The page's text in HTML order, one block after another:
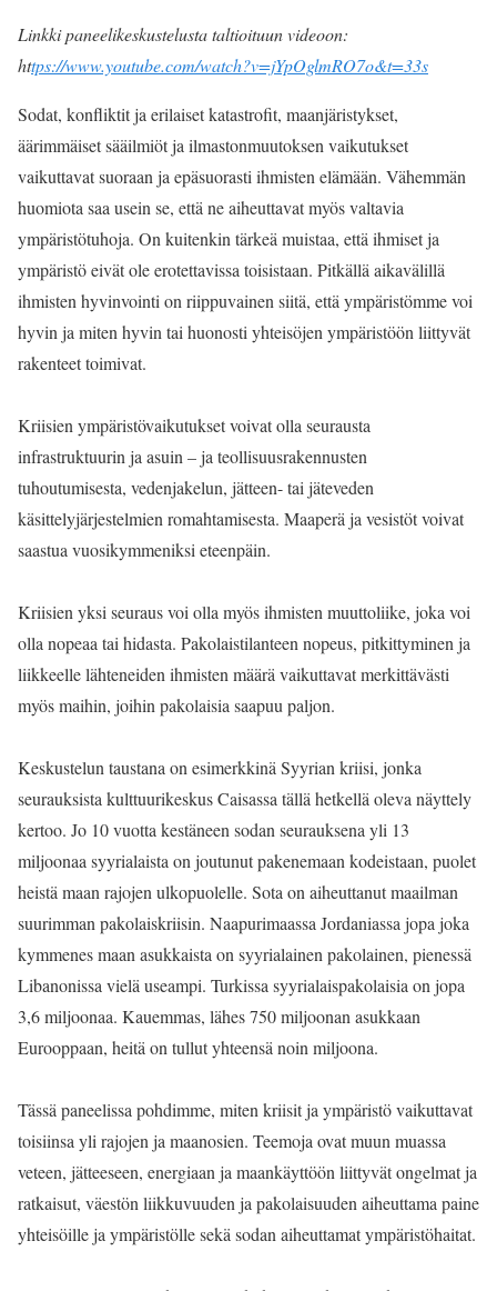
Linkki paneelikeskustelusta taltioituun videoon:
https://www.youtube.com/watch?v=jYpOglmRO7o&t=33s
Sodat, konfliktit ja erilaiset katastrofit, maanjäristykset,
äärimmäiset sääilmiöt ja ilmastonmuutoksen vaikutukset
vaikuttavat suoraan ja epäsuorasti ihmisten elämään. Vähemmän
huomiota saa usein se, että ne aiheuttavat myös valtavia
ympäristötuhoja. On kuitenkin tärkeä muistaa, että ihmiset ja
ympäristö eivät ole erotettavissa toisistaan. Pitkällä aikavälillä
ihmisten hyvinvointi on riippuvainen siitä, että ympäristömme voi
hyvin ja miten hyvin tai huonosti yhteisöjen ympäristöön liittyvät
rakenteet toimivat.
Kriisien ympäristövaikutukset voivat olla seurausta
infrastruktuurin ja asuin – ja teollisuusrakennusten
tuhoutumisesta, vedenjakelun, jätteen- tai jäteveden
käsittelyjärjestelmien romahtamisesta. Maaperä ja vesistöt voivat
saastua vuosikymmeniksi eteenpäin.
Kriisien yksi seuraus voi olla myös ihmisten muuttoliike, joka voi
olla nopeaa tai hidasta. Pakolaistilanteen nopeus, pitkittyminen ja
liikkeelle lähteneiden ihmisten määrä vaikuttavat merkittävästi
myös maihin, joihin pakolaisia saapuu paljon.
Keskustelun taustana on esimerkkinä Syyrian kriisi, jonka
seurauksista kulttuurikeskus Caisassa tällä hetkellä oleva näyttely
kertoo. Jo 10 vuotta kestäneen sodan seurauksena yli 13
miljoonaa syyrialaista on joutunut pakenemaan kodeistaan, puolet
heistä maan rajojen ulkopuolelle. Sota on aiheuttanut maailman
suurimman pakolaiskriisin. Naapurimaassa Jordaniassa jopa joka
kymmenes maan asukkaista on syyrialainen pakolainen, pienessä
Libanonissa vielä useampi. Turkissa syyrialaispakolaisia on jopa
3,6 miljoonaa. Kauemmas, lähes 750 miljoonan asukkaan
Eurooppaan, heitä on tullut yhteensä noin miljoona.
Tässä paneelissa pohdimme, miten kriisit ja ympäristö vaikuttavat
toisiinsa yli rajojen ja maanosien. Teemoja ovat muun muassa
veteen, jätteeseen, energiaan ja maankäyttöön liittyvät ongelmat ja
ratkaisut, väestön liikkuvuuden ja pakolaisuuden aiheuttama paine
yhteisöille ja ympäristölle sekä sodan aiheuttamat ympäristöhaitat.